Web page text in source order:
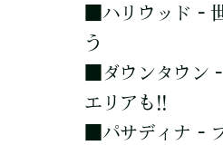
ハリウッド -
う
ダウンタウン
エリアも!!
パサディナ -